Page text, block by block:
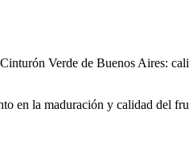
Verde de Buenos Aires:
en la maduración y calidad del